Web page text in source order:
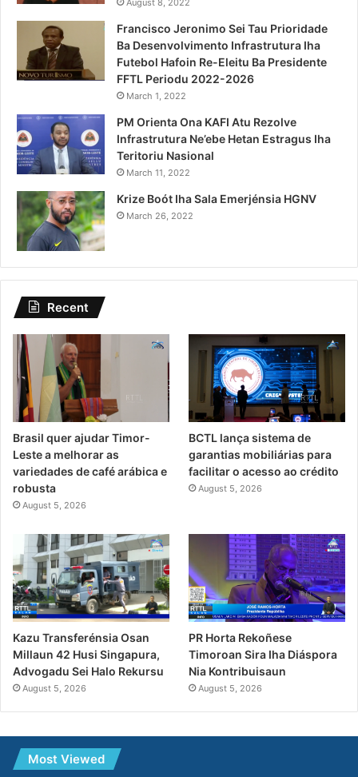
Francisco Jeronimo Sei Tau Prioridade
Ba Desenvolvimento Infrastrutura Iha
Futebol Hafoin Re-Eleitu Ba Presidente
FFTL Periodu 2022-2026
March 1, 2022
PM Orienta Ona KAFI Atu Rezolve
Infrastrutura Ne’ebe Hetan Estragus Iha
Teritoriu Nasional
March 11, 2022
Krize Boót Iha Sala Emerjénsia HGNV
March 26, 2022
Recent
Brasil quer ajudar Timor-
Leste a melhorar as
variedades de café arábica e
robusta
August 5, 2026
BCTL lança sistema de
garantias mobiliárias para
facilitar o acesso ao crédito
August 5, 2026
Kazu Transferénsia Osan
Millaun 42 Husi Singapura,
Advogadu Sei Halo Rekursu
August 5, 2026
PR Horta Rekoñese
Timoroan Sira Iha Diáspora
Nia Kontribuisaun
August 5, 2026
Most Viewed